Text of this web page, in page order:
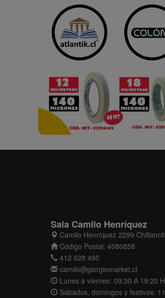
Sala Camilo Henríquez
Camilo Henríquez 2299
Código Postal: 4080858
412 628 495
camilo@giorgiomarket.cl
Lunes a viernes: 09:30 A 19:20
Sábados, domingos y festivos: